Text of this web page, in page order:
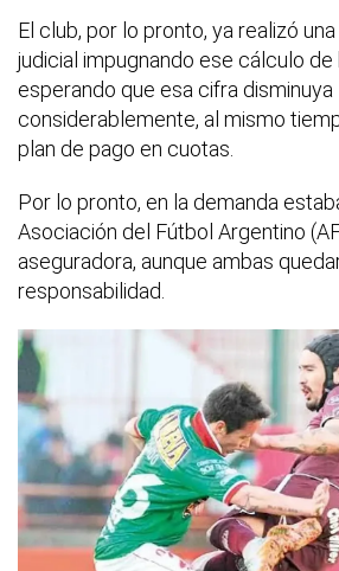
El club, por lo pronto, ya realizó
judicial impugnando ese cálculo de
esperando que esa cifra disminuya
considerablemente, al mismo
plan de pago en cuotas.
Por lo pronto, en la demanda
Asociación del Fútbol Argentino
aseguradora, aunque ambas
responsabilidad.